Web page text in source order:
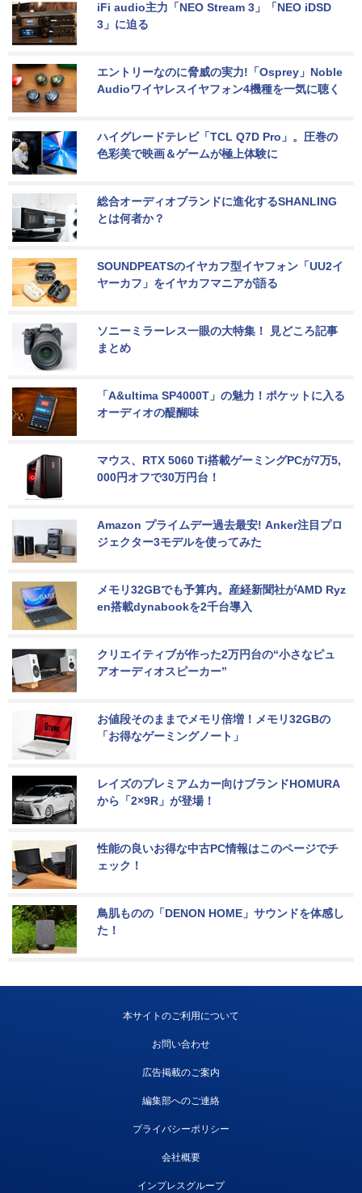
iFi audio主力「NEO Stream 3」「NEO iDSD
3」に迫る
エントリーなのに脅威の実力!「Osprey」Noble
Audioワイヤレスイヤフォン4機種を一気に聴く
ハイグレードテレビ「TCL Q7D Pro」。圧巻の
色彩美で映画＆ゲームが極上体験に
総合オーディオブランドに進化するSHANLING
とは何者か？
SOUNDPEATSのイヤカフ型イヤフォン「UU2イ
ヤーカフ」をイヤカフマニアが語る
ソニーミラーレス一眼の大特集！ 見どころ記事
まとめ
「A&ultima SP4000T」の魅力！ポケットに入る
オーディオの醍醐味
マウス、RTX 5060 Ti搭載ゲーミングPCが7万5,
000円オフで30万円台！
Amazon プライムデー過去最安! Anker注目プロ
ジェクター3モデルを使ってみた
メモリ32GBでも予算内。産経新聞社がAMD Ryz
en搭載dynabookを2千台導入
クリエイティブが作った2万円台の“小さなピュ
アオーディオスピーカー”
お値段そのままでメモリ倍増！メモリ32GBの
「お得なゲーミングノート」
レイズのプレミアムカー向けブランドHOMURA
から「2×9R」が登場！
性能の良いお得な中古PC情報はこのページでチ
ェック！
鳥肌ものの「DENON HOME」サウンドを体感し
た！
本サイトのご利用について
お問い合わせ
広告掲載のご案内
編集部へのご連絡
プライバシーポリシー
会社概要
インプレスグループ